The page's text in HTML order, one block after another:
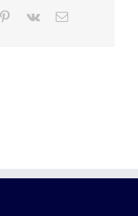
Pinterest
Vk Email